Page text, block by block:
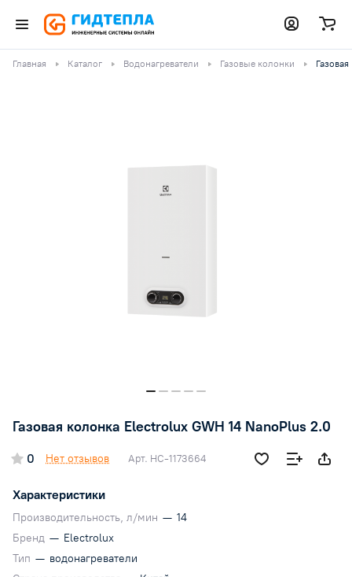
Главная Каталог Водонагреватели Газовые колонки
Газовая колонка Electrolux GWH 14 NanoPlus 2.0
0 Нет отзывов Арт. НС-1173664
Характеристики
Производительность, л/мин — 14
Бренд — Electrolux
Тип — водонагреватели